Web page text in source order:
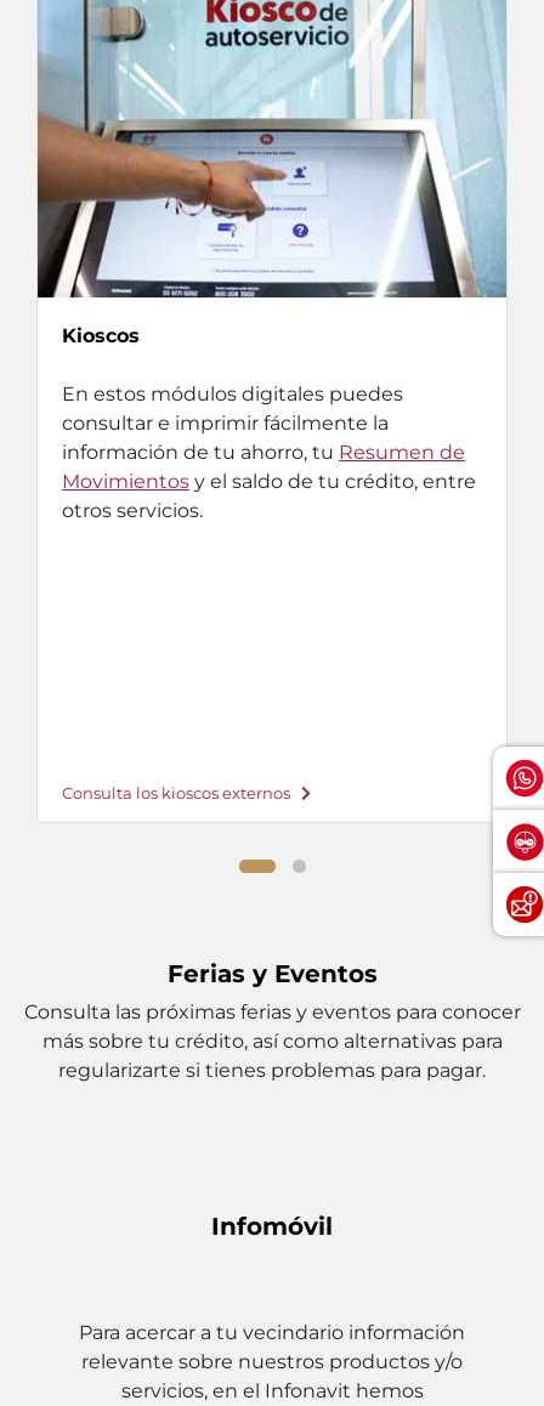
Kioscos
En estos módulos digitales puedes
consultar e imprimir fácilmente la
información de tu ahorro, tu Resumen de
Movimientos y el saldo de tu crédito, entre
otros servicios.
Consulta los kioscos externos
Ferias y Eventos
Consulta las próximas ferias y eventos para conocer
más sobre tu crédito, así como alternativas para
regularizarte si tienes problemas para pagar.
Infomóvil
Para acercar a tu vecindario información
relevante sobre nuestros productos y/o
servicios, en el Infonavit hemos